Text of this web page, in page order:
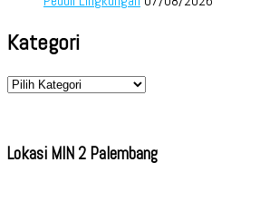
Kategori
Kategori
Lokasi MIN 2 Palembang